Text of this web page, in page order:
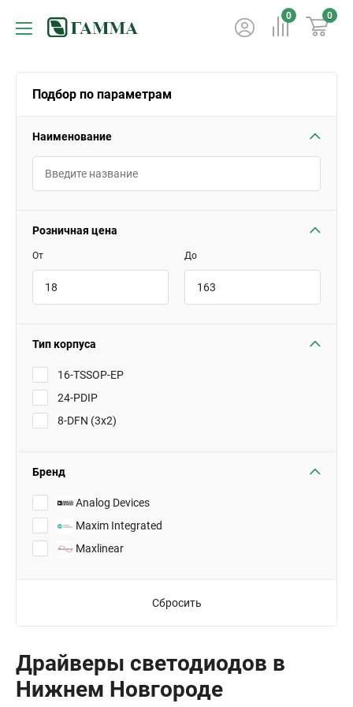
0 0
Подбор по параметрам
Наименование
Розничная цена
От До
Тип корпуса
16-TSSOP-EP
24-PDIP
8-DFN (3x2)
Бренд
Analog Devices
Maxim Integrated
Maxlinear
Сбросить
Драйверы светодиодов в
Нижнем Новгороде